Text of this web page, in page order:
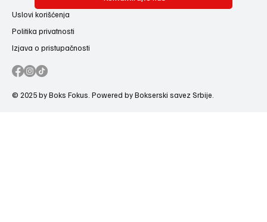
Uslovi korišćenja
Politika privatnosti
Izjava o pristupačnosti
© 2025 by Boks Fokus. Powered by Bokserski savez Srbije.